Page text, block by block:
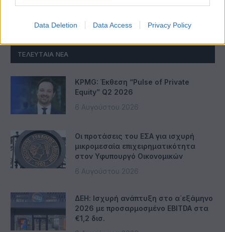
Data Deletion Data Access Privacy Policy
ΤΕΛΕΥΤΑΊΑ ΝΈΑ
KPMG: Έκθεση “Pulse of Private
Equity” Q2 2026
6 Αυγούστου 2026
Οι προτάσεις του ΕΣΑ για ισχυρή
μικρομεσαία επιχειρηματικότητα
στον Υφυπουργό Οικονομικών
6 Αυγούστου 2026
ΔΕΗ: Ισχυρή ανάπτυξη στο α΄εξάμηνο
2026 με προσαρμοσμένο EBITDA στα
€1,2 δισ.